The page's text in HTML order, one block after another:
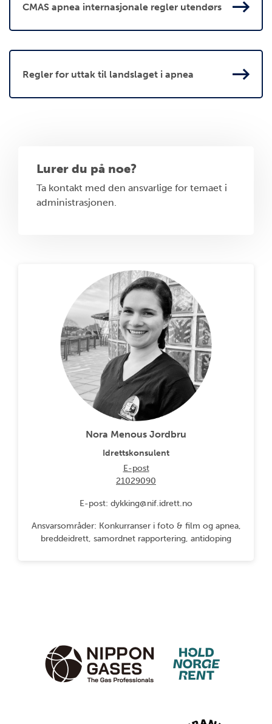
CMAS apnea internasjonale regler utendørs
Regler for uttak til landslaget i apnea
Lurer du på noe?
Ta kontakt med den ansvarlige for temaet i
administrasjonen.
Nora Menous Jordbru
Idrettskonsulent
E-post
21029090
E-post: dykking@nif.idrett.no
Ansvarsområder: Konkurranser i foto & film og apnea,
breddeidrett, samordnet rapportering, antidoping